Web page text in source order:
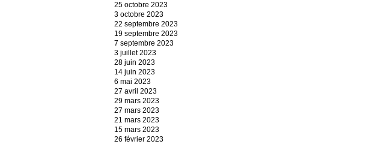
25 octobre 2023
3 octobre 2023
22 septembre 2023
19 septembre 2023
7 septembre 2023
3 juillet 2023
28 juin 2023
14 juin 2023
6 mai 2023
27 avril 2023
29 mars 2023
27 mars 2023
21 mars 2023
15 mars 2023
26 février 2023